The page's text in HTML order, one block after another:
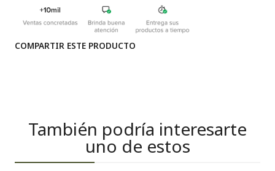
COMPARTIR ESTE PRODUCTO
También podría interesarte
uno de estos